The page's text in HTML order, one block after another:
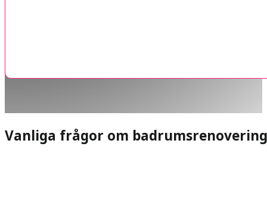
Vanliga frågor om badrumsrenovering